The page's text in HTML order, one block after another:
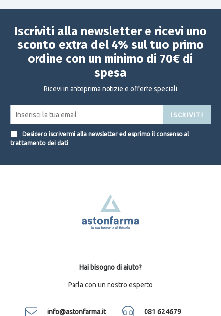
Iscriviti alla newsletter e ricevi uno
sconto extra del 4% sul tuo primo
ordine con un minimo di 70€ di
spesa
Ricevi in anteprima notizie e offerte speciali
ISCRIVITI
Desidero iscrivermi alla newsletter ed esprimo il consenso al
trattamento dei dati
Hai bisogno di aiuto?
Parla con un nostro esperto
info@astonfarma.it 081 624679